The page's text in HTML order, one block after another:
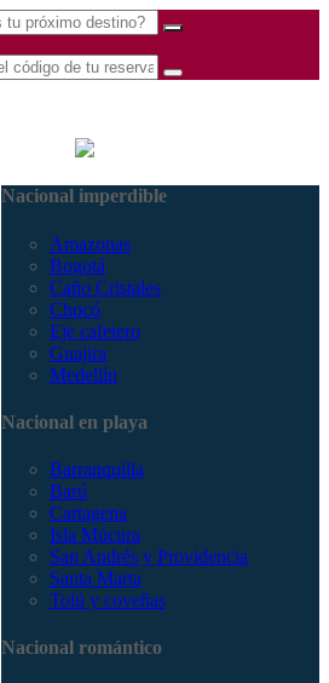
Nacional imperdible
Amazonas
Bogotá
Caño Cristales
Chocó
Eje cafetero
Guajira
Medellín
Nacional en playa
Barranquilla
Barú
Cartagena
Isla Múcura
San Andrés y Providencia
Santa Marta
Tolú y coveñas
Nacional romántico